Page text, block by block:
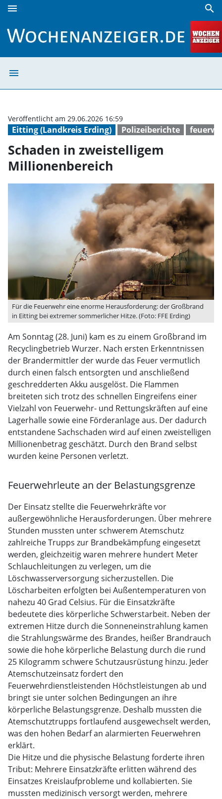
menu search
menu
Eitting (Landkreis Erding) Polizeiberichte
Veröffentlicht am 29.06.2026 16:59
Schaden in zweistelligem
Millionenbereich
Für die Feuerwehr eine enorme Herausforderung: der Großbrand
in Eitting bei extremer sommerlicher Hitze. (Foto: FFE Erding)
Am Sonntag (28. Juni) kam es zu einem Großbrand im
Recyclingbetrieb Wurzer. Nach ersten Erkenntnissen
der Brandermittler der wurde das Feuer vermutlich
durch einen falsch entsorgten und anschließend
geschredderten Akku ausgelöst. Die Flammen
breiteten sich trotz des schnellen Eingreifens einer
Vielzahl von Feuerwehr- und Rettungskräften auf eine
Lagerhalle sowie eine Förderanlage aus. Der dadurch
entstandene Sachschaden wird auf einen zweistelligen
Millionenbetrag geschätzt. Durch den Brand selbst
wurden keine Personen verletzt.
Feuerwehrleute an der Belastungsgrenze
Der Einsatz stellte die Feuerwehrkräfte vor
außergewöhnliche Herausforderungen. Über mehrere
Stunden mussten unter schwerem Atemschutz
zahlreiche Trupps zur Brandbekämpfung eingesetzt
werden, gleichzeitig waren mehrere hundert Meter
Schlauchleitungen zu verlegen, um die
Löschwasserversorgung sicherzustellen. Die
Löscharbeiten erfolgten bei Außentemperaturen von
nahezu 40 Grad Celsius. Für die Einsatzkräfte
bedeutete dies körperliche Schwerstarbeit. Neben der
extremen Hitze durch die Sonneneinstrahlung kamen
die Strahlungswärme des Brandes, heißer Brandrauch
sowie die hohe körperliche Belastung durch die rund
25 Kilogramm schwere Schutzausrüstung hinzu. Jeder
Atemschutzeinsatz fordert den
Feuerwehrdienstleistenden Höchstleistungen ab und
bringt sie unter solchen Bedingungen an ihre
körperliche Belastungsgrenze. Deshalb mussten die
Atemschutztrupps fortlaufend ausgewechselt werden,
was den hohen Bedarf an alarmierten Feuerwehren
erklärt.
Die Hitze und die physische Belastung forderte ihren
Tribut: Mehrere Einsatzkräfte erlitten während des
Einsatzes Kreislaufprobleme und kollabierten. Sie
mussten medizinisch versorgt werden, mehrere